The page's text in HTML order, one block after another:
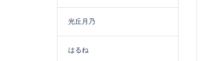
光丘月乃
はるね